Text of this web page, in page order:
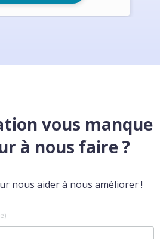
vous manque
à nous faire ?
nous aider à nous améliorer !